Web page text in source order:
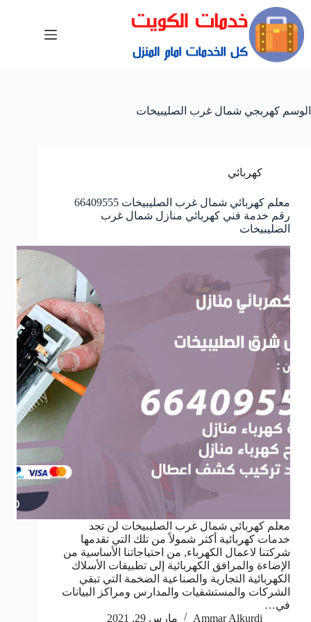
الوسم كهربجي شمال غرب الصليبيخات
كهربائي
معلم كهربائي شمال غرب الصليبيخات 66409555
رقم خدمة فني كهربائي منازل شمال غرب
الصليبيخات
معلم كهربائي شمال غرب الصليبيخات لن تجد
خدمات كهربائية أكثر شمولاً من تلك التي تقدمها
شركتنا لاعمال الكهرباء, من احتياجاتنا الأساسية من
الإضاءة والمرافق الكهربائية إلى تطبيقات الأسلاك
الكهربائية التجارية والصناعية الضخمة التي تبقي
الشركات والمستشفيات والمدارس ومراكز البيانات
في…
Ammar Alkurdi
مارس 29, 2021